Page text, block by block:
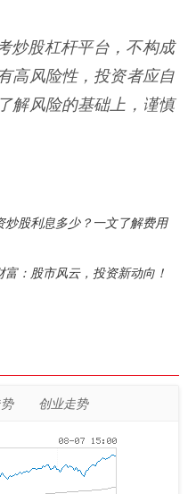
炒股杠杆平台，不构成
高风险性，投资者应自
解风险的基础上，谨慎
股利息多少？一文了解费用
：股市风云，投资新动向！
创业走势